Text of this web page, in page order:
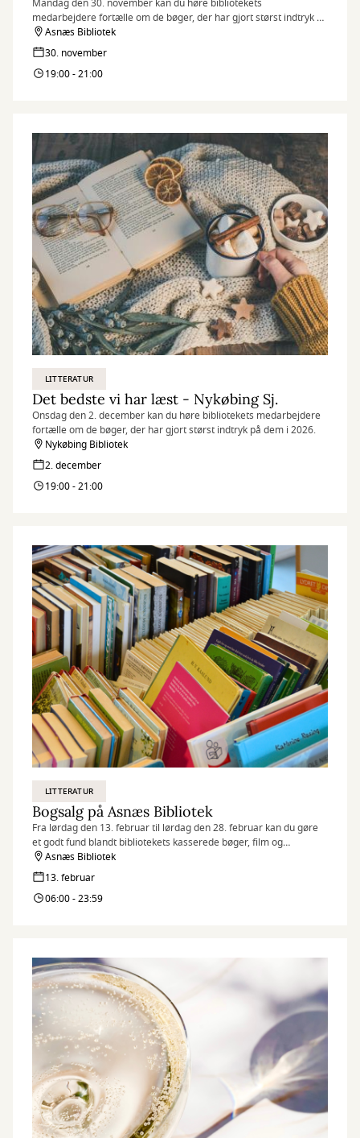
Mandag den 30. november kan du høre bibliotekets
medarbejdere fortælle om de bøger, der har gjort størst indtryk på
dem i 2026.
Asnæs Bibliotek
30. november
19:00 - 21:00
LITTERATUR
Det bedste vi har læst - Nykøbing Sj.
Onsdag den 2. december kan du høre bibliotekets medarbejdere
fortælle om de bøger, der har gjort størst indtryk på dem i 2026.
Nykøbing Bibliotek
2. december
19:00 - 21:00
LITTERATUR
Bogsalg på Asnæs Bibliotek
Fra lørdag den 13. februar til lørdag den 28. februar kan du gøre
et godt fund blandt bibliotekets kasserede bøger, film og
tidsskrifter.
Asnæs Bibliotek
13. februar
06:00 - 23:59